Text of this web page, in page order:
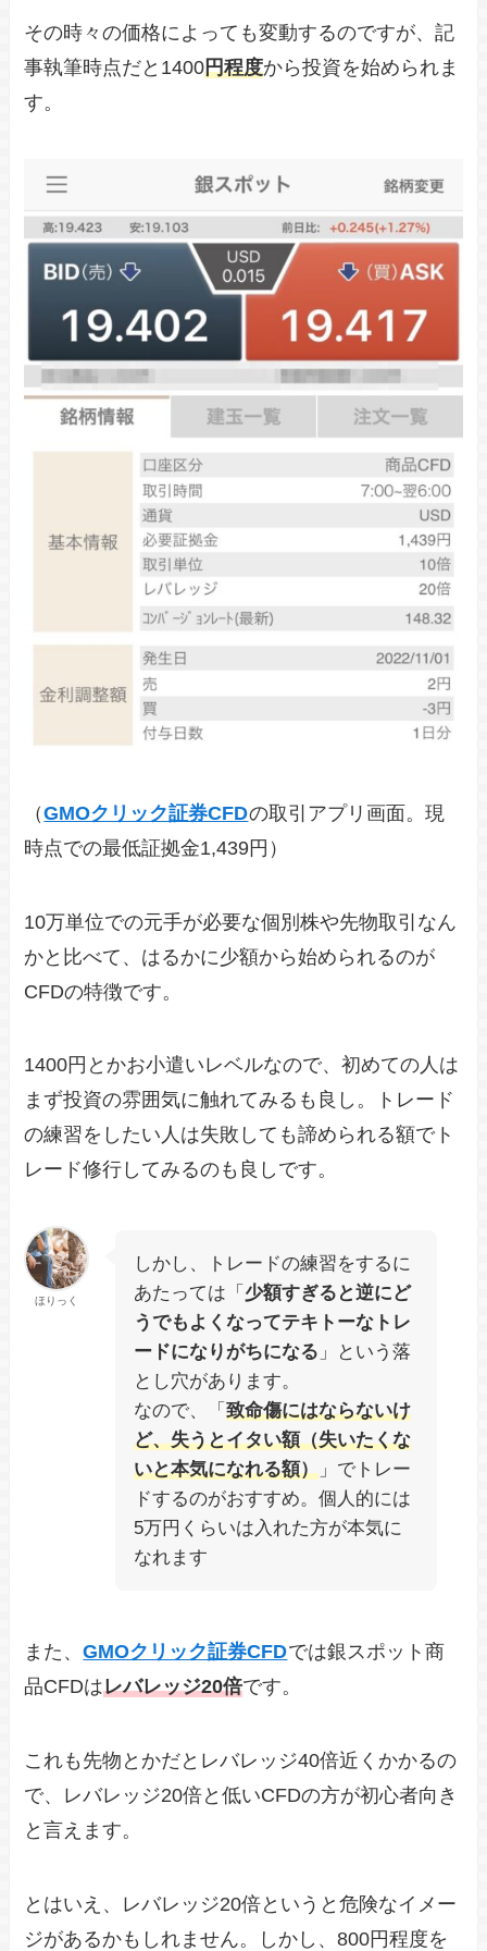
その時々の価格によっても変動するのですが、記
事執筆時点だと1400円程度から投資を始められま
す。
（GMOクリック証券CFDの取引アプリ画面。現
時点での最低証拠金1,439円）
10万単位での元手が必要な個別株や先物取引なん
かと比べて、はるかに少額から始められるのが
CFDの特徴です。
1400円とかお小遣いレベルなので、初めての人は
まず投資の雰囲気に触れてみるも良し。トレード
の練習をしたい人は失敗しても諦められる額でト
レード修行してみるのも良しです。
ほりっく
しかし、トレードの練習をするに
あたっては「 少額すぎると逆にど
うでもよくなってテキトーなトレ
ードになりがちになる 」という落
とし穴があります。
なので、「致命傷にはならないけ
ど、失うとイタい額（失いたくな
いと本気になれる額） 」でトレー
ドするのがおすすめ。個人的には
5万円くらいは入れた方が本気に
なれます
また、GMOクリック証券CFDでは銀スポット商
品CFDはレバレッジ20倍です。
これも先物とかだとレバレッジ40倍近くかかるの
で、レバレッジ20倍と低いCFDの方が初心者向き
と言えます。
とはいえ、レバレッジ20倍というと危険なイメー
ジがあるかもしれません。しかし、800円程度を